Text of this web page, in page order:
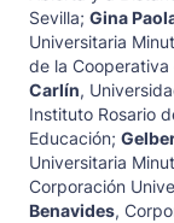
Sevilla; Gina
Universitaria
de la
Carlín,
Instituto Rosario
Educación;
Universitaria
Corporación
Benavides,